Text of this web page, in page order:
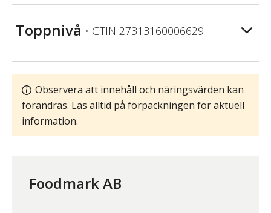
Toppnivå • GTIN 27313160006629
Observera att innehåll och näringsvärden kan
förändras. Läs alltid på förpackningen för aktuell
information.
Foodmark AB